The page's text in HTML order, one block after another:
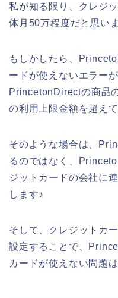
私が知る限り、クレジ
体月50万程度だと思い
もしかしたら、
ードが使えないエラー
PrincetonDirectの商品
の利用上限金額を超え
そのような場合は、
るのではなく、
ジットカードの会社に
します♪
そして、クレジットカ
設定することで、
カードが使えない問題